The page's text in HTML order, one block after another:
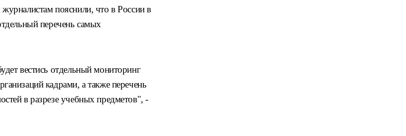
пояснили, что в России в
перечень самых
вестись отдельный мониторинг
кадрами, а также перечень
в разрезе учебных предметов", -